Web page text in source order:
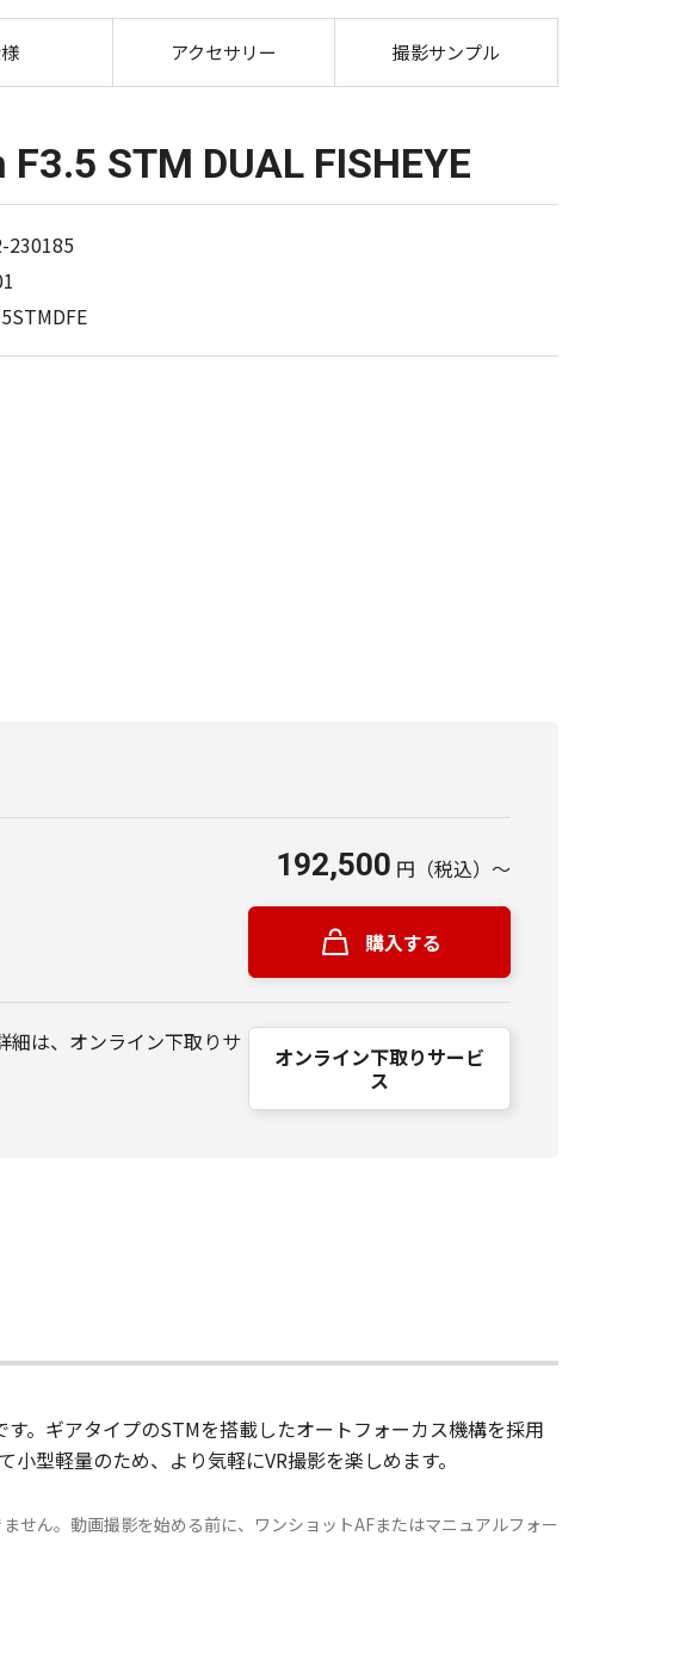
アクセサリー 撮影サンプル
STM DUAL FISHEYE
230185
192,500 円 （税込） ～
購入する
細は、オンライン下取りサ
オンライン下取りサービ
ス
す。ギアタイプのSTMを搭載したオートフォーカス機構を採用
型軽量のため、より気軽にVR撮影を楽しめます。
せん。動画撮影を始める前に、ワンショットAFまたはマニュアルフォー